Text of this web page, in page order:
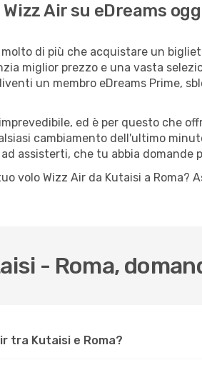
Air su eDreams
di più che acquistare un
miglior prezzo e una vasta
un membro eDreams Prime,
ed è per questo che
cambiamento dell'ultimo
assisterti, che tu abbia
volo Wizz Air da Kutaisi a
- Roma,
tra Kutaisi e Roma?